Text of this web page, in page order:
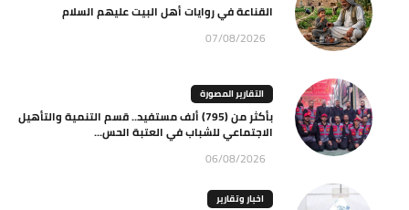
القناعة في روايات أهل البيت عليهم السلام
07/08/2026
التقارير المصورة
بأكثر من (795) ألف مستفيد.. قسم التنمية والتأهيل
الاجتماعي للشباب في العتبة الحس...
06/08/2026
اخبار وتقارير